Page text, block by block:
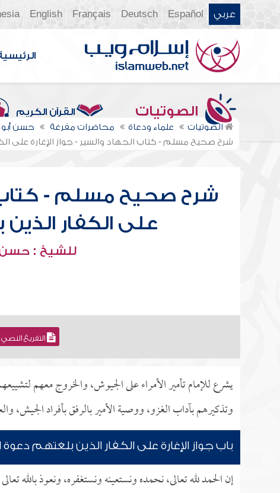
عربي Español
Deutsch
Français
English
الصوتيات القرآن الكريم
الصوتيات علماء ودعاة محاضرات مفرغة حسن أبو
شرح صحيح مسلم - كتاب الجهاد والسير - جواز الإغارة على
شرح صحيح مسلم - كتاب
على الكفار
للشيخ : حسن
التفريغ
يشرع للإمام تأمير الأمراء على الجيوش، والخروج معهم
وتذكيرهم بآداب الغزو، ووصية الأمير بالرفق بأفراد الجيش،
باب جواز الإغارة على الكفار الذين بلغتهم دعوة
إن الحمد لله تعالى، نحمده ونستعينه ونستغفره، ونعوذ بالله